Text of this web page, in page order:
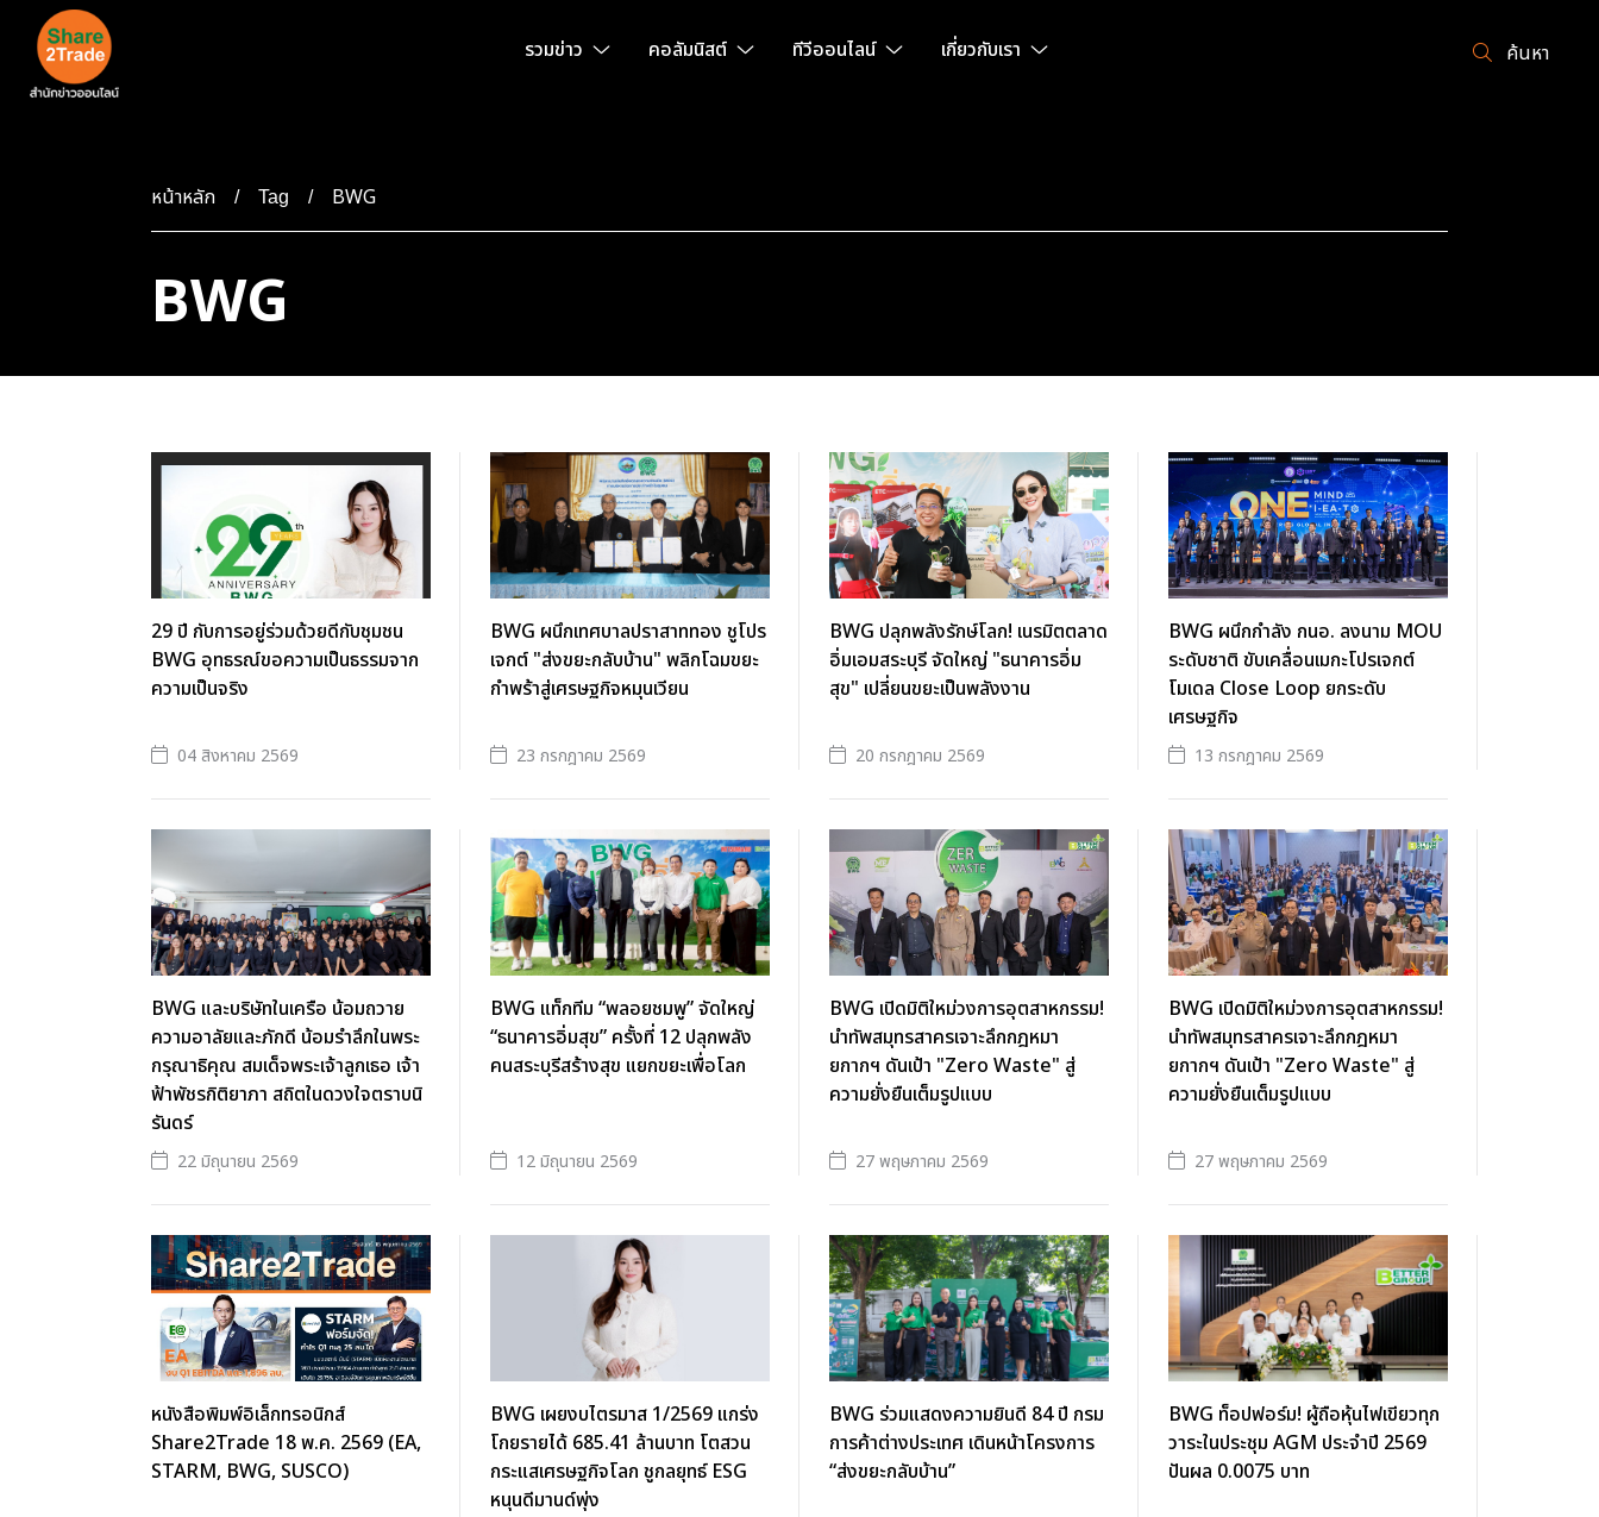
รวมข่าว คอลัมนิสต์ ทีวีออนไลน์ เกี่ยวกับเรา ค้นหา
หน้าหลัก Tag BWG
BWG
29 ปี กับการอยู่ร่วมด้วยดีกับชุมชน
BWG อุทธรณ์ขอความเป็นธรรมจาก
ความเป็นจริง
04 สิงหาคม 2569
BWG ผนึกเทศบาลปราสาททอง ชูโปร
เจกต์ "ส่งขยะกลับบ้าน" พลิกโฉมขยะ
กำพร้าสู่เศรษฐกิจหมุนเวียน
23 กรกฎาคม 2569
BWG ปลุกพลังรักษ์โลก! เนรมิตตลาด
อิ่มเอมสระบุรี จัดใหญ่ "ธนาคารอิ่ม
สุข" เปลี่ยนขยะเป็นพลังงาน
20 กรกฎาคม 2569
BWG ผนึกกำลัง กนอ. ลงนาม MOU
ระดับชาติ ขับเคลื่อนเมกะโปรเจกต์
โมเดล Close Loop ยกระดับ
เศรษฐกิจ
13 กรกฎาคม 2569
BWG และบริษัทในเครือ น้อมถวาย
ความอาลัยและภักดี น้อมรำลึกในพระ
กรุณาธิคุณ สมเด็จพระเจ้าลูกเธอ เจ้า
ฟ้าพัชรกิติยาภา สถิตในดวงใจตราบนิ
รันดร์
22 มิถุนายน 2569
BWG แท็กทีม “พลอยชมพู” จัดใหญ่
“ธนาคารอิ่มสุข” ครั้งที่ 12 ปลุกพลัง
คนสระบุรีสร้างสุข แยกขยะเพื่อโลก
12 มิถุนายน 2569
BWG เปิดมิติใหม่วงการอุตสาหกรรม!
นำทัพสมุทรสาครเจาะลึกกฎหมา
ยกากฯ ดันเป้า "Zero Waste" สู่
ความยั่งยืนเต็มรูปแบบ
27 พฤษภาคม 2569
BWG เปิดมิติใหม่วงการอุตสาหกรรม!
นำทัพสมุทรสาครเจาะลึกกฎหมา
ยกากฯ ดันเป้า "Zero Waste" สู่
ความยั่งยืนเต็มรูปแบบ
27 พฤษภาคม 2569
หนังสือพิมพ์อิเล็กทรอนิกส์
Share2Trade 18 พ.ค. 2569 (EA,
STARM, BWG, SUSCO)
BWG เผยงบไตรมาส 1/2569 แกร่ง
โกยรายได้ 685.41 ล้านบาท โตสวน
กระแสเศรษฐกิจโลก ชูกลยุทธ์ ESG
หนุนดีมานด์พุ่ง
BWG ร่วมแสดงความยินดี 84 ปี กรม
การค้าต่างประเทศ เดินหน้าโครงการ
“ส่งขยะกลับบ้าน”
BWG ท็อปฟอร์ม! ผู้ถือหุ้นไฟเขียวทุก
วาระในประชุม AGM ประจำปี 2569
ปันผล 0.0075 บาท